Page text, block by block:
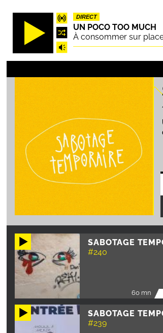
Aller
principal
DIRECT
UN POCO TOO MUCH
À consommer sur
SABOTAGE
#240
60 mn
SABOTAGE
#239